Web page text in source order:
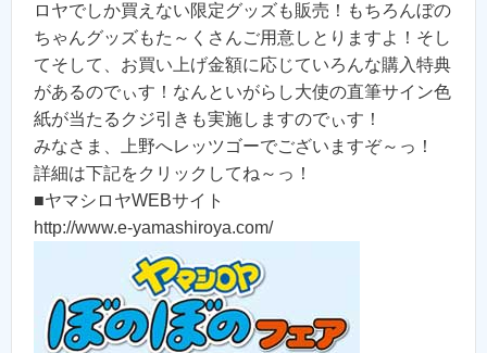
ロヤでしか買えない限定グッズも販売！もちろんぼの
ちゃんグッズもた～くさんご用意しとりますよ！そし
てそして、お買い上げ金額に応じていろんな購入特典
があるのでぃす！なんといがらし大使の直筆サイン色
紙が当たるクジ引きも実施しますのでぃす！
みなさま、上野へレッツゴーでございますぞ～っ！
詳細は下記をクリックしてね～っ！
■ヤマシロヤWEBサイト
http://www.e-yamashiroya.com/